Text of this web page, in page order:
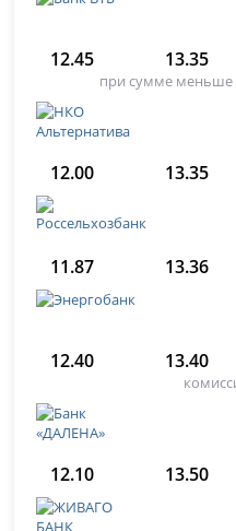
12.45 13.35
при сумме меньше
12.00 13.35
11.87 13.36
12.40 13.40
12.10 13.50